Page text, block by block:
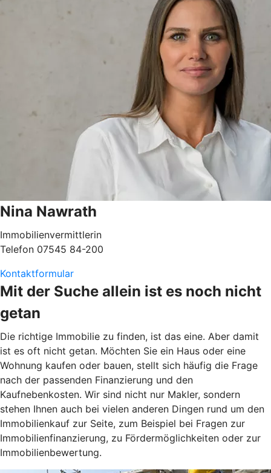
Nina Nawrath
Immobilienvermittlerin
Telefon 07545 84-200
Kontaktformular
Mit der Suche allein ist es noch nicht
getan
Die richtige Immobilie zu finden, ist das eine. Aber damit
ist es oft nicht getan. Möchten Sie ein Haus oder eine
Wohnung kaufen oder bauen, stellt sich häufig die Frage
nach der passenden Finanzierung und den
Kaufnebenkosten. Wir sind nicht nur Makler, sondern
stehen Ihnen auch bei vielen anderen Dingen rund um den
Immobilienkauf zur Seite, zum Beispiel bei Fragen zur
Immobilienfinanzierung, zu Fördermöglichkeiten oder zur
Immobilienbewertung.